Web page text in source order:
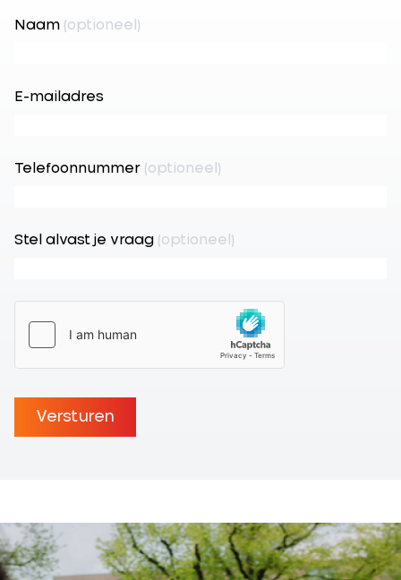
Naam (optioneel)
E-mailadres
Telefoonnummer (optioneel)
Stel alvast je vraag (optioneel)
Versturen